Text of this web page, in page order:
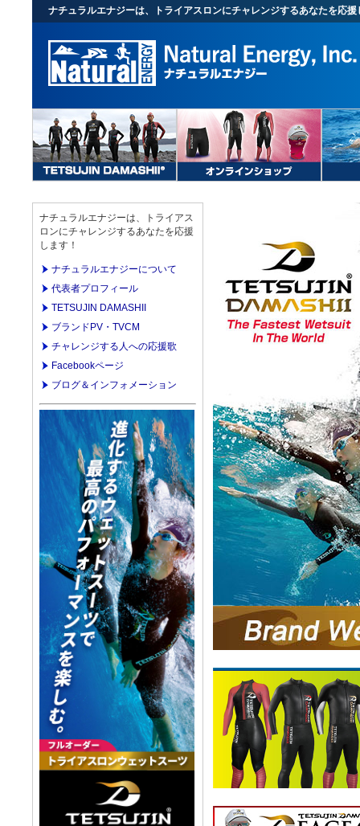
ナチュラルエナジーは、トライアスロンにチャレンジするあなたを応援
ナチュラルエナジーは、トライアス
ロンにチャレンジするあなたを応援
します！
ナチュラルエナジーについて
代表者プロフィール
TETSUJIN DAMASHII
ブランドPV・TVCM
チャレンジする人への応援歌
Facebookページ
ブログ＆インフォメーション